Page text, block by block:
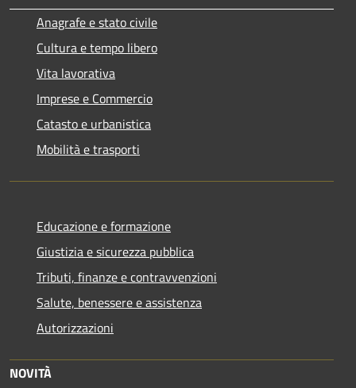
Anagrafe e stato civile
Cultura e tempo libero
Vita lavorativa
Imprese e Commercio
Catasto e urbanistica
Mobilità e trasporti
Educazione e formazione
Giustizia e sicurezza pubblica
Tributi, finanze e contravvenzioni
Salute, benessere e assistenza
Autorizzazioni
NOVITÀ